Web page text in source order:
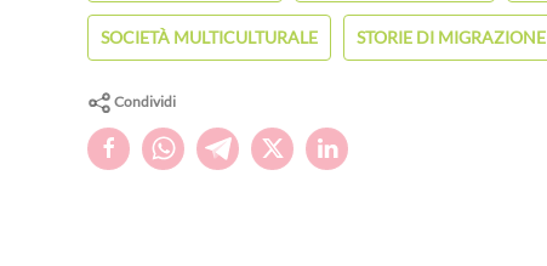
SOCIETÀ MULTICULTURALE STORIE DI MIGRAZIONE
Condividi